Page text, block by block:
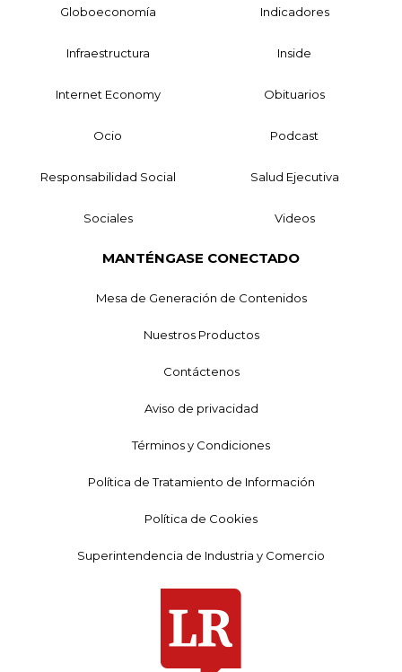
Globoeconomía Indicadores
Infraestructura Inside
Internet Economy Obituarios
Ocio Podcast
Responsabilidad Social Salud Ejecutiva
Sociales Videos
MANTÉNGASE CONECTADO
Mesa de Generación de Contenidos
Nuestros Productos
Contáctenos
Aviso de privacidad
Términos y Condiciones
Política de Tratamiento de Información
Política de Cookies
Superintendencia de Industria y Comercio